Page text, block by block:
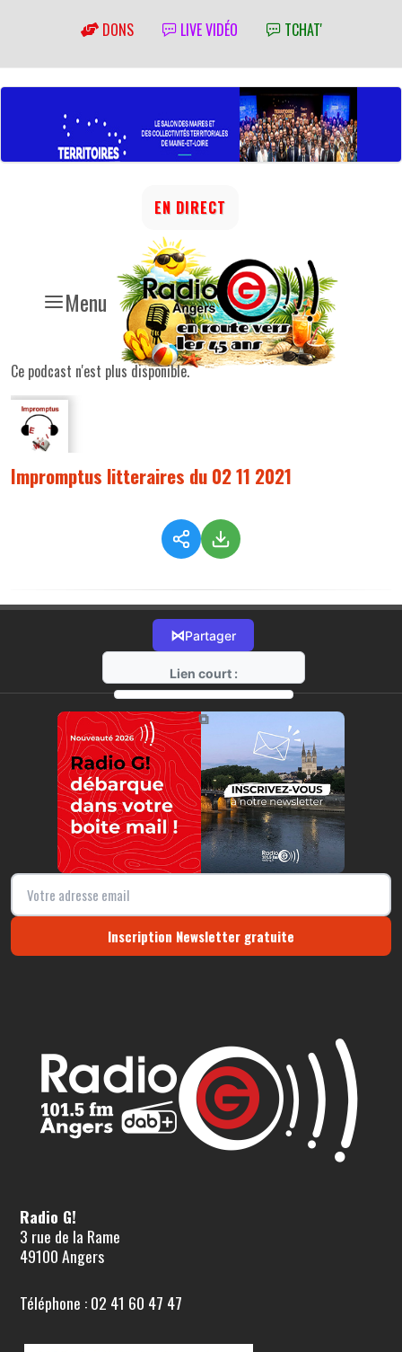
DONS LIVE VIDÉO TCHAT'
Menu
EN DIRECT
Ce podcast n'est plus disponible.
Impromptus litteraires du 02 11 2021
⋈Partager
Lien court :
https://radio-g.fr?6752
⧉
Inscription Newsletter gratuite
Radio G!
3 rue de la Rame
49100 Angers
Téléphone : 02 41 60 47 47